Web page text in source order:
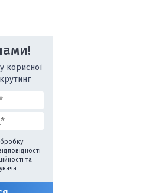
корисної
та